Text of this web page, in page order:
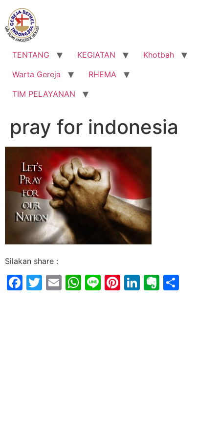
Lewati
konten
TENTANG KEGIATAN
Khotbah
Warta Gereja
RHEMA
TIM PELAYANAN
pray for indonesia
Silakan share :
Facebook
Twitter
EmailWhatsApp
LinePinterest
LinkedIn